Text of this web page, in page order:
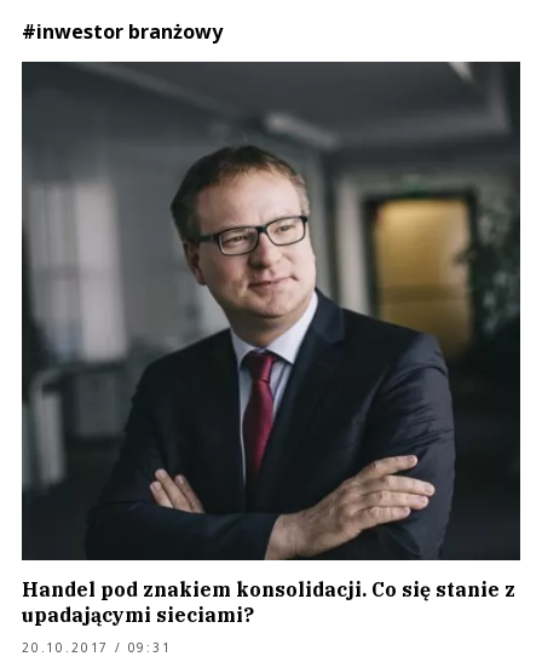
#inwestor branżowy
Handel pod znakiem konsolidacji. Co się stanie z
upadającymi sieciami?
20.10.2017 / 09:31